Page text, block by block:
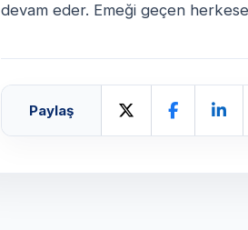
devam eder. Emeği geçen
Paylaş